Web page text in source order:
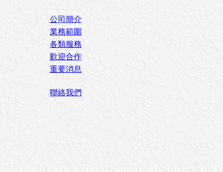
公司簡介
業務範圍
各類服務
歡迎合作
重要消息
聯絡我們